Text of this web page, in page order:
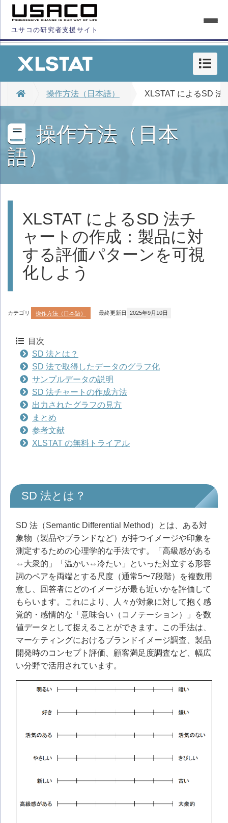
ユサコの研究者支援サイト
操作方法（日本語） XLSTAT によるSD 法
操作方法（日本
語）
XLSTAT によるSD 法チ
ャートの作成：製品に対
する評価パターンを可視
化しよう
カテゴリ 操作方法（日本語） 最終更新日 2025年9月10日
目次
SD 法とは？
SD 法で取得したデータのグラフ化
サンプルデータの説明
SD 法チャートの作成方法
出力されたグラフの見方
まとめ
参考文献
XLSTAT の無料トライアル
SD 法とは？
SD 法（Semantic Differential Method）とは、ある対
象物（製品やブランドなど）が持つイメージや印象を
測定するための心理学的な手法です。「高級感がある
⇔大衆的」「温かい⇔冷たい」といった対立する形容
詞のペアを両端とする尺度（通常5〜7段階）を複数用
意し、回答者にどのイメージが最も近いかを評価して
もらいます。これにより、人々が対象に対して抱く感
覚的・感情的な「意味合い（コノテーション）」を数
値データとして捉えることができます。この手法は、
マーケティングにおけるブランドイメージ調査、製品
開発時のコンセプト評価、顧客満足度調査など、幅広
い分野で活用されています。